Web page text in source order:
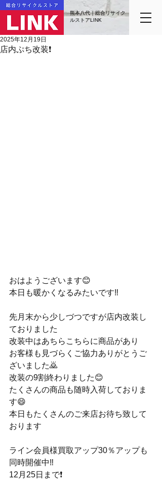
熊本八代｜総合リサイク
ルストアLINK
店内ぷち改装❗️
2025年12月19日
おはようございます😊
本日も暖かくなるみたいです‼️
先月末から少しづつですが店内改装し
ておりました
改装中はあちらこちらに商品があり
お客様も見づらくご協力ありがとうご
ざいました🙇
改装の9割終わりました😊
たくさんの商品も随時入荷しておりま
す😄
本日もたくさんのご来店お待ち致して
おります
ライン会員様買取アップ30％アップも
同時開催中‼️
12月25日まで❗️